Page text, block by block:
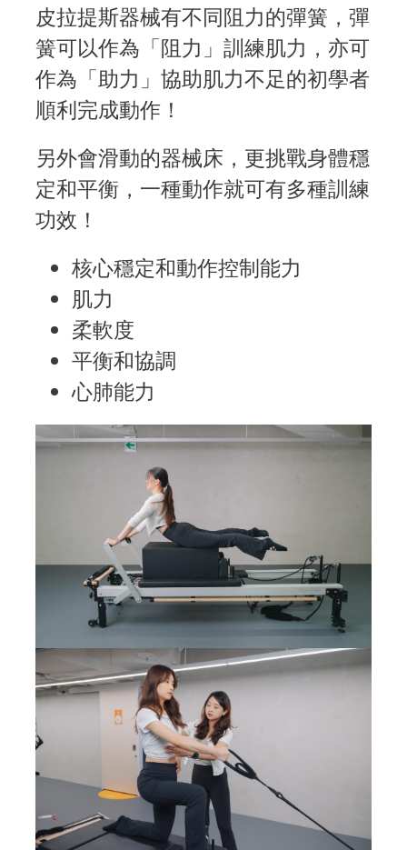
皮拉提斯器械有不同阻力的彈簧，彈
簧可以作為「阻力」訓練肌力，亦可
作為「助力」協助肌力不足的初學者
順利完成動作！
另外會滑動的器械床，更挑戰身體穩
定和平衡，一種動作就可有多種訓練
功效！
核心穩定和動作控制能力
肌力
柔軟度
平衡和協調
心肺能力